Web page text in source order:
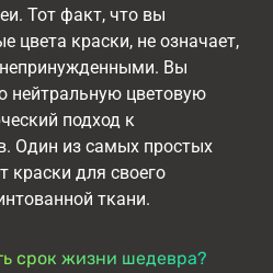
Тот факт, что вы
цвета краски, не означает,
Вы
нейтральную цветовую
подход к
Один из самых простых
краски для своего
ткани.
срок жизни шедевра?